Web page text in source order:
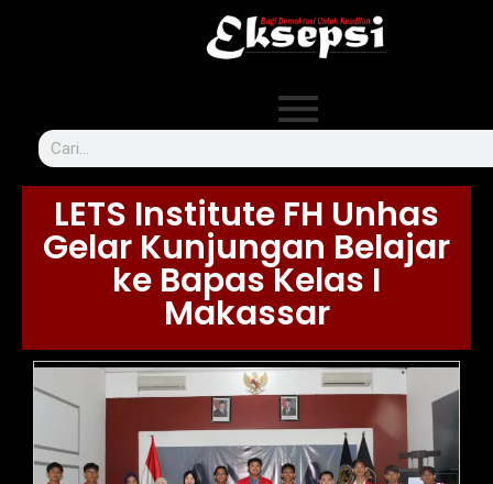
LETS Institute FH Unhas
Gelar Kunjungan Belajar
ke Bapas Kelas I
Makassar